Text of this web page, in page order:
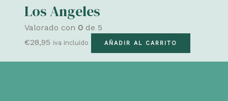
era:
€7,90.
es:
€6,72.
Los Angeles
Valorado con 0 de 5
€28,95 iva incluído AÑADIR AL CARRITO